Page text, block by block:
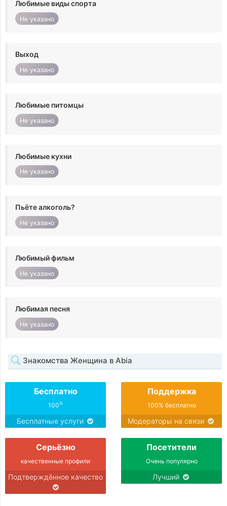
Любимые виды спорта
Не указано
Выход
Не указано
Любимые питомцы
Не указано
Любимые кухни
Не указано
Пьёте алкоголь?
Не указано
Любимый фильм
Не указано
Любимая песня
Не указано
Знакомства Женщина в Abia
Бесплатно
100%
Бесплатные услуги
Поддержка
100% бесплатно
Модераторы на связи
Серьёзно
качественные профили
Подтверждённое качество
Посетители
Очень популярно
Лучший